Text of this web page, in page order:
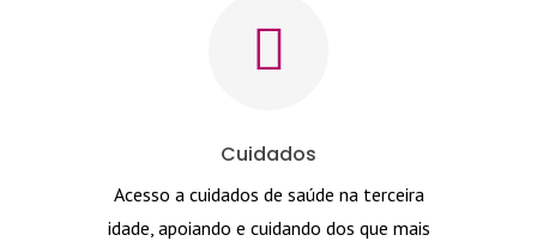
Cuidados
Acesso a cuidados de saúde na terceira
idade, apoiando e cuidando dos que mais